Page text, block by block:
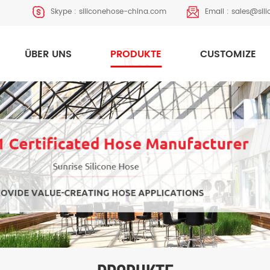
Skype : siliconehose-china.com Email :
ÜBER UNS PRODUKTE CUSTOMIZE